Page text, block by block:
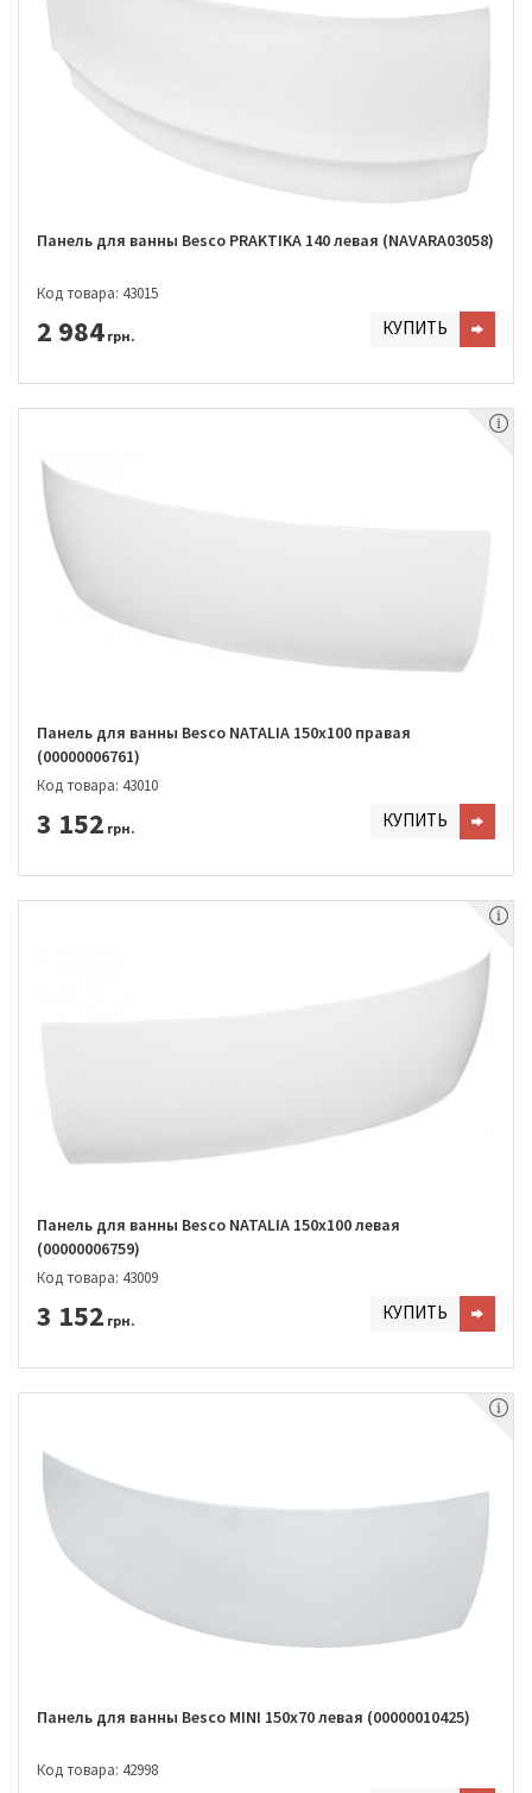
Панель для ванны Besco PRAKTIKA 140 левая (NAVARA03058)
Код товара: 43015
2 984 грн. КУПИТЬ
Панель для ванны Besco NATALIA 150х100 правая
(00000006761)
Код товара: 43010
3 152 грн. КУПИТЬ
Панель для ванны Besco NATALIA 150х100 левая
(00000006759)
Код товара: 43009
3 152 грн. КУПИТЬ
Панель для ванны Besco MINI 150x70 левая (00000010425)
Код товара: 42998